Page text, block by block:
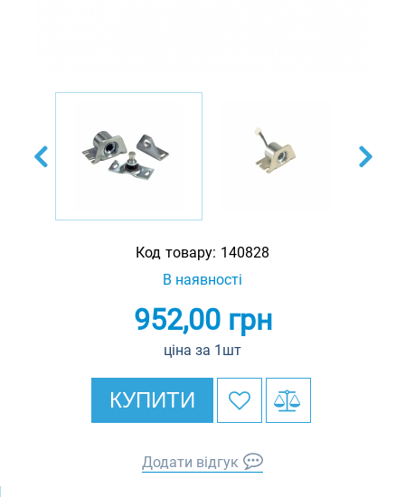
Код товару: 140828
В наявності
952,00грн
ціна за 1шт
КУПИТИ
Додати відгук